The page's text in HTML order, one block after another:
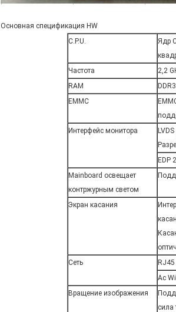
Основная спецификация HW
C.P.U.
Ядр
Частота
2,2
RAM
EMMC
Интерфейс монитора
EDP
Mainboard освещает
контржурным светом
Экран касания
Сеть
RJ45
Ac
Вращение изображения
сила